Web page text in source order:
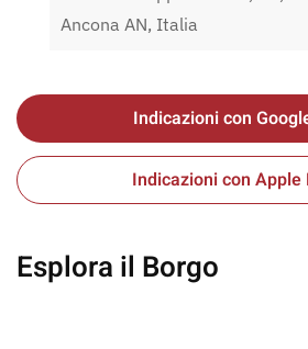
Ancona AN, Italia
Indicazioni con
Indicazioni con Apple
Esplora il Borgo